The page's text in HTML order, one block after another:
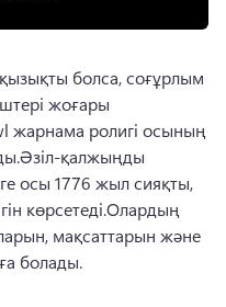
болса, соғұрлым
жоғары
жарнама ролигі осының
Әзіл-қалжыңды
осы 1776 жыл сияқты,
көрсетеді.Олардың
мақсаттарын және
болады.